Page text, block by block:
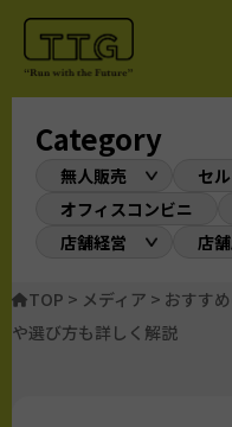
Category
無人販売
セ
オフィスコンビニ
店舗経営
店
TOP > メディア > おすす
や選び方も詳しく解説